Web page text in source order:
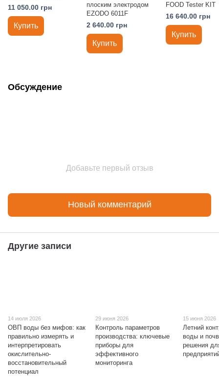
11 050.00 грн
Купить
плоским электродом
EZODO 6011F
2 640.00 грн
Купить
FOOD Tester KIT
16 640.00 грн
Купить
Обсуждение
Добавьте первый отзыв
Новый комментарий
Другие записи
14 июля 2026
ОВП воды без мифов: как
правильно измерять и
интерпретировать
окислительно-
восстановительный
потенциал
29 июня 2026
Контроль параметров
производства: ключевые
приборы для
эффективного
мониторинга
15 июня 2026
Летний
воды и
решения